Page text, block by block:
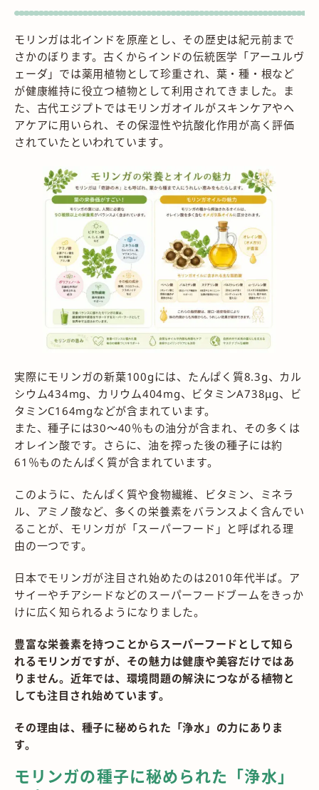
モリンガは北インドを原産とし、その歴史は紀元前まで
さかのぼります。古くからインドの伝統医学「アーユルヴ
ェーダ」では薬用植物として珍重され、葉・種・根など
が健康維持に役立つ植物として利用されてきました。ま
た、古代エジプトではモリンガオイルがスキンケアやヘ
アケアに用いられ、その保湿性や抗酸化作用が高く評価
されていたといわれています。
実際にモリンガの新葉100gには、たんぱく質8.3g、カル
シウム434mg、カリウム404mg、ビタミンA738μg、ビ
タミンC164mgなどが含まれています。
また、種子には30〜40％もの油分が含まれ、その多くは
オレイン酸です。さらに、油を搾った後の種子には約
61％ものたんぱく質が含まれています。
このように、たんぱく質や食物繊維、ビタミン、ミネラ
ル、アミノ酸など、多くの栄養素をバランスよく含んでい
ることが、モリンガが「スーパーフード」と呼ばれる理
由の一つです。
日本でモリンガが注目され始めたのは2010年代半ば。ア
サイーやチアシードなどのスーパーフードブームをきっか
けに広く知られるようになりました。
豊富な栄養素を持つことからスーパーフードとして知ら
れるモリンガですが、その魅力は健康や美容だけではあ
りません。近年では、環境問題の解決につながる植物と
しても注目され始めています。
その理由は、種子に秘められた「浄水」の力にありま
す。
モリンガの種子に秘められた「浄水」